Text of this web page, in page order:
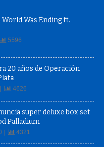
World Was Ending ft.
5596
20 años de Operación
4626
super deluxe box set
Palladium
| 4321